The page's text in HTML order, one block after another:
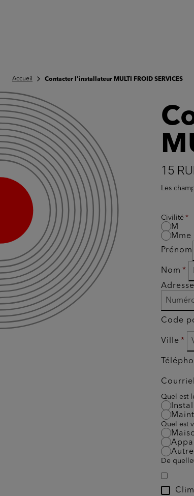
Accueil Contacter l'installateur MULTI FROID SERVICES
15
Les
Civilité
M
Mme
Prénom
Nom
Code
Ville
Courriel
Quel est
Quel est
Autre
De